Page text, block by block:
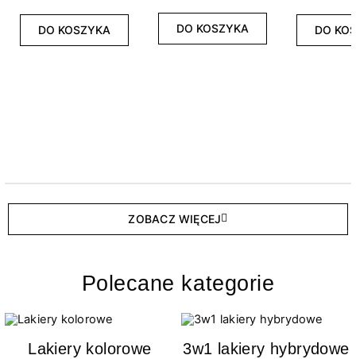
DO KOSZYKA DO KOSZYKA DO
ZOBACZ WIĘCEJ
Polecane kategorie
Lakiery kolorowe 3w1 lakiery hybrydowe